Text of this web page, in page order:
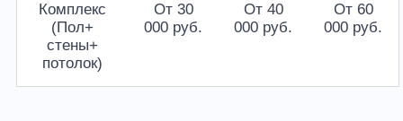
Комплекс
(Пол+
стены+
потолок)
От 30
000 руб.
От 40
000 руб.
От 60
000 руб.